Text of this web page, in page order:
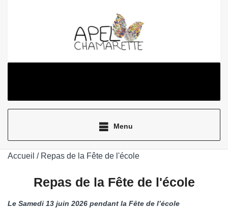
Menu
Accueil / Repas de la Fête de l'école
Repas de la Fête de l'école
Le Samedi 13 juin 2026 pendant la Fête de l’école